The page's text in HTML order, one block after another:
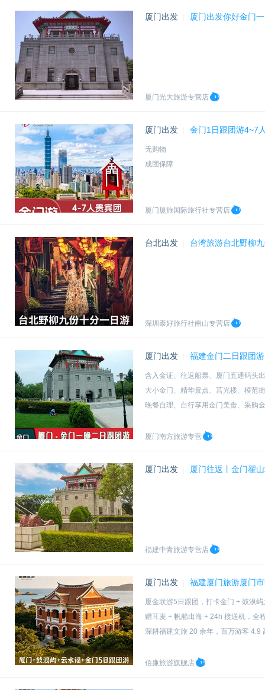
厦门出发 厦门出发你好金门
厦门光大旅游专营店
厦门出发 金门1日跟团游4~7
无购物
成团保障
厦门厦旅国际旅行社专营店
台北出发 台湾旅游台北野柳
深圳泰好旅行社南山专营店
厦门出发 福建金门二日跟团
含入金证、往返船票、厦门五通码头
大小金门、精华景点、莒光楼、模范
晚餐自理、自行享用金门美食、采购
厦门南方旅游专营
厦门出发 厦门往返丨金门翟
福建中青旅游专营店
厦门出发 福建厦门旅游厦门
厦金联游5日跟团，打卡金门 + 鼓浪
赠耳麦 + 帆船出海 + 24h 接送机，全
深耕福建文旅 20 余年，百万游客 4.9
佰廉旅游旗舰店